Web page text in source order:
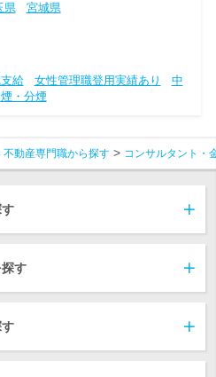
県
宮城県
給 女性管理職登用実績あり
中
・分煙
不動産専門職から探す コンサルタント・
す